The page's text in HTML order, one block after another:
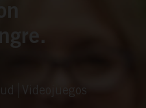
Videojuegos